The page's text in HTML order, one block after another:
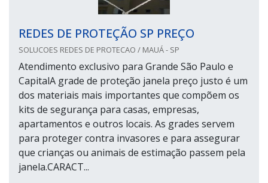
REDES DE PROTEÇÃO SP PREÇO
SOLUCOES REDES DE PROTECAO / MAUÁ - SP
Atendimento exclusivo para Grande São Paulo e
CapitalA grade de proteção janela preço justo é um
dos materiais mais importantes que compõem os
kits de segurança para casas, empresas,
apartamentos e outros locais. As grades servem
para proteger contra invasores e para assegurar
que crianças ou animais de estimação passem pela
janela.CARACT...